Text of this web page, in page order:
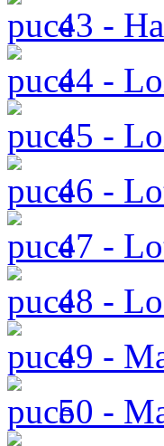
43 -
44 -
45 -
46 -
47 -
48 -
49 -
50 -